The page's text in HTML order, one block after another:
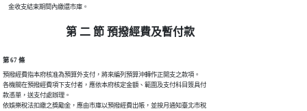
    金收支結束期間內繳還市庫。
第 二 節 預撥經費及暫付款
第 67 條
預撥經費指本府核准為預算外支付，將來編列預算沖轉作正開支之款項。
各機關在預撥經費項下支付者，應依本府核定金額、範圍及支付科目簽具付
款憑單，送支付處辦理。
依娛樂稅法扣繳之獎勵金，應由市庫以預撥經費出帳，並按月通知臺北市稅